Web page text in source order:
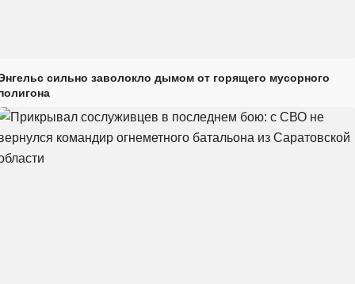
сильно заволокло дымом от горящего мусорного